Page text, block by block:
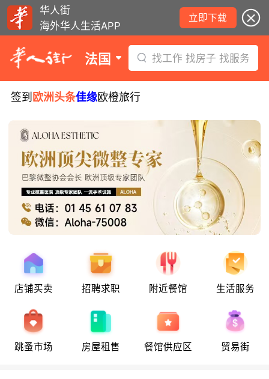
华人街
海外华人生活APP
立即下载
法国 找工作 找房子 找服务
签到 欧洲头条佳缘欧橙旅行
店铺买卖 招聘求职 附近餐馆 生活服务
跳蚤市场 房屋租售 餐馆供应区 贸易街
少年拾金不昧被嘉奖，获赠所捡款项！
西班牙小偷在法行窃被捕！
少年拾金不昧获嘉奖，领走所捡款项！